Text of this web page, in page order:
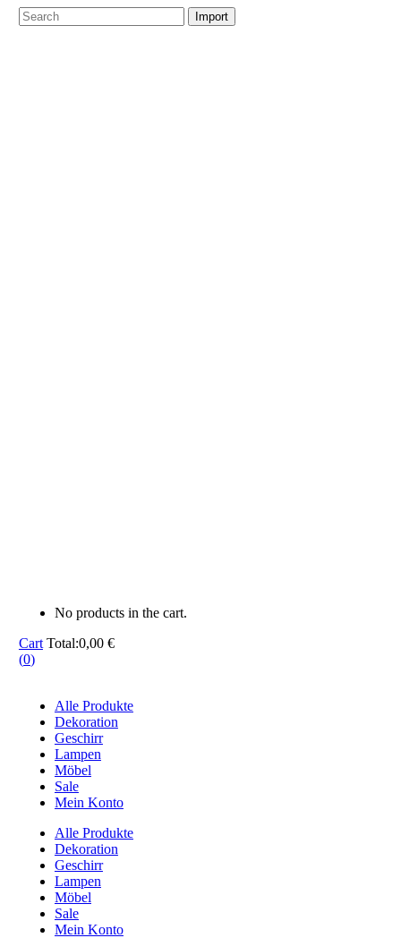
No products in the cart.
Cart Total:0,00 €
(0)
Alle Produkte
Dekoration
Geschirr
Lampen
Möbel
Sale
Mein Konto
Alle Produkte
Dekoration
Geschirr
Lampen
Möbel
Sale
Mein Konto